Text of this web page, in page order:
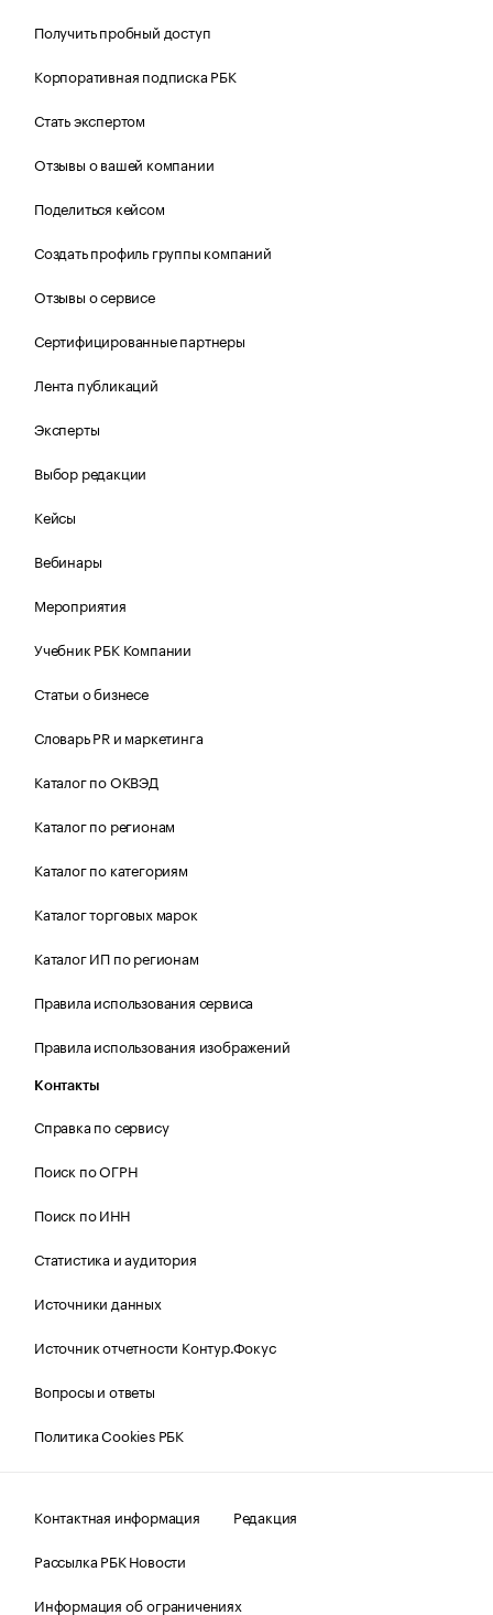
Получить пробный доступ
Корпоративная подписка РБК
Стать экспертом
Отзывы о вашей компании
Поделиться кейсом
Создать профиль группы компаний
Отзывы о сервисе
Сертифицированные партнеры
Лента публикаций
Эксперты
Выбор редакции
Кейсы
Вебинары
Мероприятия
Учебник РБК Компании
Статьи о бизнесе
Словарь PR и маркетинга
Каталог по ОКВЭД
Каталог по регионам
Каталог по категориям
Каталог торговых марок
Каталог ИП по регионам
Правила использования сервиса
Правила использования изображений
Контакты
Справка по сервису
Поиск по ОГРН
Поиск по ИНН
Статистика и аудитория
Источники данных
Источник отчетности Контур.Фокус
Вопросы и ответы
Политика Cookies РБК
Контактная информация
Редакция
Рассылка РБК Новости
Информация об ограничениях